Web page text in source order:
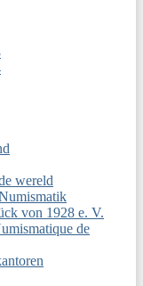
wereld
von 1928 e. V.
de